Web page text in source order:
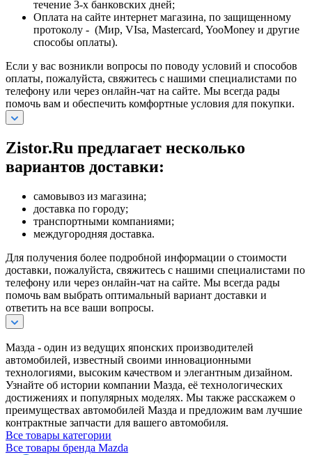
течение 3-х банковских дней;
Оплата на сайте интернет магазина, по защищенному
протоколу - (Мир, VIsa, Mastercard, YooMoney и другие
способы оплаты).
Если у вас возникли вопросы по поводу условий и способов
оплаты, пожалуйста, свяжитесь с нашими специалистами по
телефону или через онлайн-чат на сайте. Мы всегда рады
помочь вам и обеспечить комфортные условия для покупки.
Zistor.Ru предлагает несколько
вариантов доставки:
самовывоз из магазина;
доставка по городу;
транспортными компаниями;
междугородняя доставка.
Для получения более подробной информации о стоимости
доставки, пожалуйста, свяжитесь с нашими специалистами по
телефону или через онлайн-чат на сайте. Мы всегда рады
помочь вам выбрать оптимальный вариант доставки и
ответить на все ваши вопросы.
Мазда - один из ведущих японских производителей
автомобилей, известный своими инновационными
технологиями, высоким качеством и элегантным дизайном.
Узнайте об истории компании Мазда, её технологических
достижениях и популярных моделях. Мы также расскажем о
преимуществах автомобилей Мазда и предложим вам лучшие
контрактные запчасти для вашего автомобиля.
Все товары категории
Все товары бренда Mazda